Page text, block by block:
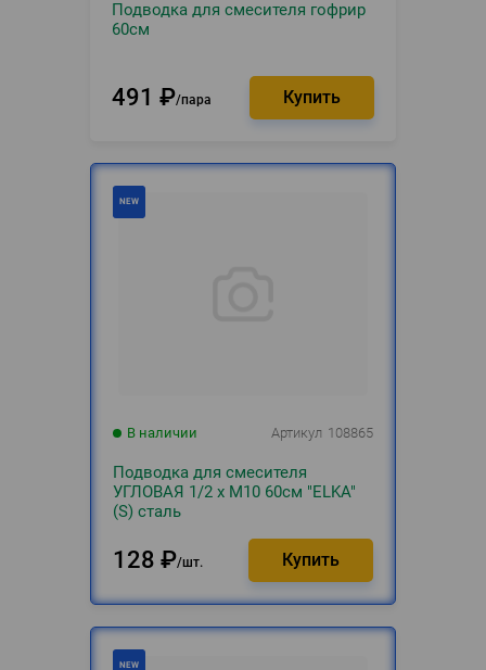
Подводка для смесителя гофрир
60см
491 ₽ пара
В наличии Артикул 108865
Подводка для смесителя
УГЛОВАЯ 1/2 х М10 60см "ELKA"
(S) сталь
128 ₽ шт.